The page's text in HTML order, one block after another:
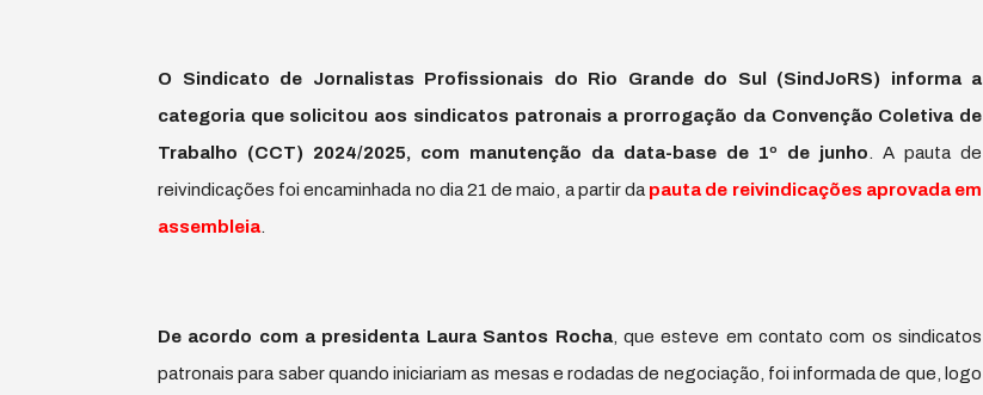
O Sindicato de Jornalistas Profissionais do Rio Grande do Sul (SindJoRS) informa a
categoria que solicitou aos sindicatos patronais a prorrogação da Convenção Coletiva de
Trabalho (CCT) 2024/2025, com manutenção da data-base de 1º de junho . A pauta de
reivindicações foi encaminhada no dia 21 de maio, a partir da pauta de reivindicações aprovada em
assembleia
De acordo com a presidenta Laura Santos Rocha, que esteve em contato com os sindicatos
patronais para saber quando iniciariam as mesas e rodadas de negociação, foi informada de que, logo